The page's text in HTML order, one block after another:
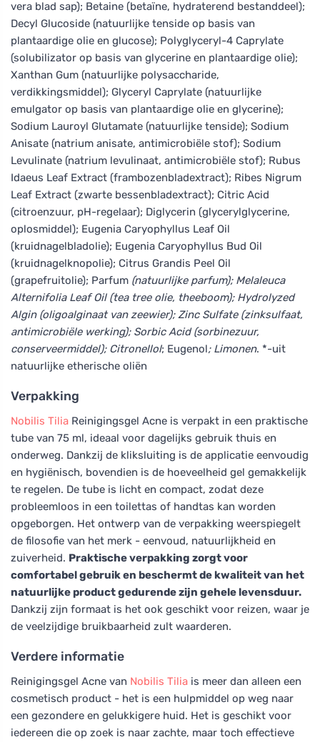
vera blad sap); Betaine (betaïne, hydraterend bestanddeel);
Decyl Glucoside (natuurlijke tenside op basis van
plantaardige olie en glucose); Polyglyceryl-4 Caprylate
(solubilizator op basis van glycerine en plantaardige olie);
Xanthan Gum (natuurlijke polysaccharide,
verdikkingsmiddel); Glyceryl Caprylate (natuurlijke
emulgator op basis van plantaardige olie en glycerine);
Sodium Lauroyl Glutamate (natuurlijke tenside); Sodium
Anisate (natrium anisate, antimicrobiële stof); Sodium
Levulinate (natrium levulinaat, antimicrobiële stof); Rubus
Idaeus Leaf Extract (frambozenbladextract); Ribes Nigrum
Leaf Extract (zwarte bessenbladextract); Citric Acid
(citroenzuur, pH-regelaar); Diglycerin (glycerylglycerine,
oplosmiddel); Eugenia Caryophyllus Leaf Oil
(kruidnagelbladolie); Eugenia Caryophyllus Bud Oil
(kruidnagelknopolie); Citrus Grandis Peel Oil
(grapefruitolie); Parfum (natuurlijke parfum); Melaleuca
Alternifolia Leaf Oil (tea tree olie, theeboom); Hydrolyzed
Algin (oligoalginaat van zeewier); Zinc Sulfate (zinksulfaat,
antimicrobiële werking); Sorbic Acid (sorbinezuur,
conserveermiddel); Citronellol; Eugenol; Limonen. *-uit
natuurlijke etherische oliën
Verpakking
Nobilis Tilia Reinigingsgel Acne is verpakt in een praktische
tube van 75 ml, ideaal voor dagelijks gebruik thuis en
onderweg. Dankzij de kliksluiting is de applicatie eenvoudig
en hygiënisch, bovendien is de hoeveelheid gel gemakkelijk
te regelen. De tube is licht en compact, zodat deze
probleemloos in een toilettas of handtas kan worden
opgeborgen. Het ontwerp van de verpakking weerspiegelt
de filosofie van het merk - eenvoud, natuurlijkheid en
zuiverheid. Praktische verpakking zorgt voor
comfortabel gebruik en beschermt de kwaliteit van het
natuurlijke product gedurende zijn gehele levensduur.
Dankzij zijn formaat is het ook geschikt voor reizen, waar je
de veelzijdige bruikbaarheid zult waarderen.
Verdere informatie
Reinigingsgel Acne van Nobilis Tilia is meer dan alleen een
cosmetisch product - het is een hulpmiddel op weg naar
een gezondere en gelukkigere huid. Het is geschikt voor
iedereen die op zoek is naar zachte, maar toch effectieve